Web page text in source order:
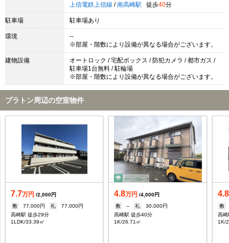
上信電鉄上信線 / 南高崎駅 徒歩40分
駐車場 駐車場あり
環境
--
※部屋・階数により設備が異なる場合がございます。
建物設備
オートロック / 宅配ボックス / 防犯カメラ / 都市ガス /
駐車場1台無料 / 駐輪場
※部屋・階数により設備が異なる場合がございます。
プラトン周辺の空室物件
7.7万円 /2,000円
敷
77,000円 礼
77,000円
高崎駅 徒歩29分
1LDK/33.39㎡
4.8万円 /4,000円
敷
-- 礼
30,000円
高崎駅 徒歩40分
1K/26.71㎡
4.8
敷
高
1K/